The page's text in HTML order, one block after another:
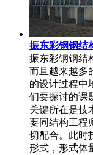
振东彩钢钢结
振东彩钢钢结
而且越来越多
的设计过程中
们要探讨的课
关键所在是技
要同结构工程
切配合。此时
形式，形式体